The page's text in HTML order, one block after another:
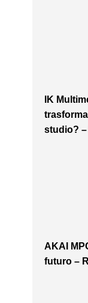
IK
studio?
AKAI
futuro –